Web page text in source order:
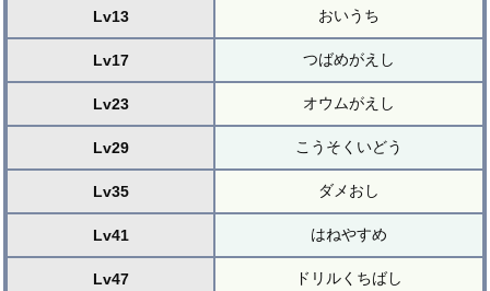
Lv13 おいうち
Lv17 つばめがえし
Lv23 オウムがえし
Lv29 こうそくいどう
Lv35 ダメおし
Lv41 はねやすめ
Lv47 ドリルくちばし